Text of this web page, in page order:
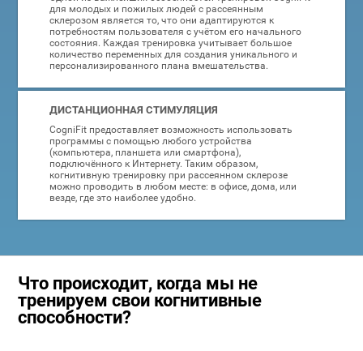
для молодых и пожилых людей с рассеянным
склерозом является то, что они адаптируются к
потребностям пользователя с учётом его начального
состояния. Каждая тренировка учитывает большое
количество переменных для создания уникального и
персонализированного плана вмешательства.
ДИСТАНЦИОННАЯ СТИМУЛЯЦИЯ
CogniFit предоставляет возможность использовать
программы с помощью любого устройства
(компьютера, планшета или смартфона),
подключённого к Интернету. Таким образом,
когнитивную тренировку при рассеянном склерозе
можно проводить в любом месте: в офисе, дома, или
везде, где это наиболее удобно.
Что происходит, когда мы не
тренируем свои когнитивные
способности?